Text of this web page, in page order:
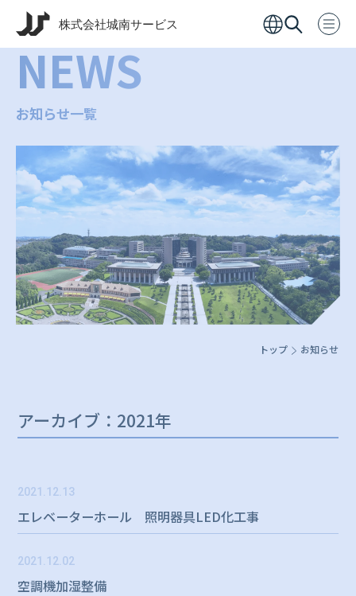
NEWS
お知らせ一覧
トップ お知らせ
アーカイブ：2021年
2021.12.13
エレベーターホール 照明器具LED化工事
2021.12.02
空調機加湿整備